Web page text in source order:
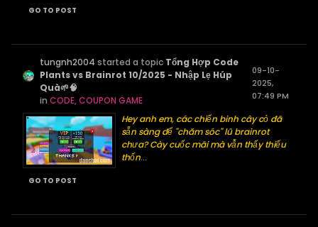
GO TO POST
tungnh2004 started a topic Tổng Hợp Code
Plants vs Brainrot 10/2025 - Nhập Lẹ Húp
Quà🌱🧠
in CODE, COUPON GAME
09-10-
2025,
07:49 PM
Hey anh em, các chiến binh cây cỏ đã
sẵn sàng để "chăm sóc" lũ brainrot
chưa? Cày cuốc mãi mà vẫn thấy thiếu
thốn...
GO TO POST